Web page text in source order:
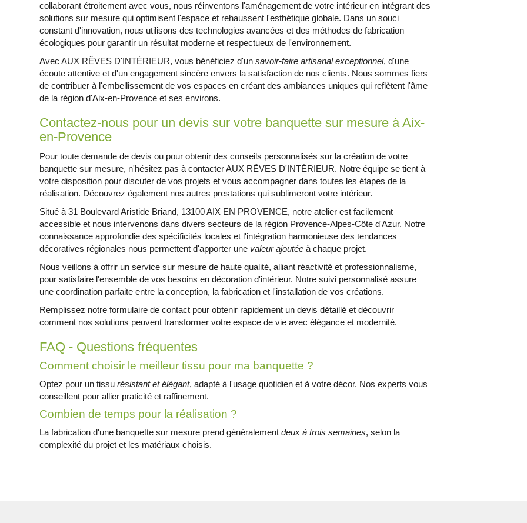
collaborant étroitement avec vous, nous réinventons l'aménagement de votre intérieur en intégrant des
solutions sur mesure qui optimisent l'espace et rehaussent l'esthétique globale. Dans un souci
constant d'innovation, nous utilisons des technologies avancées et des méthodes de fabrication
écologiques pour garantir un résultat moderne et respectueux de l'environnement.
Avec AUX RÊVES D'INTÉRIEUR, vous bénéficiez d'unsavoir-faire artisanal exceptionnel, d'une
écoute attentive et d'un engagement sincère envers la satisfaction de nos clients. Nous sommes fiers
de contribuer à l'embellissement de vos espaces en créant des ambiances uniques qui reflètent l'âme
de la région d'Aix-en-Provence et ses environs.
Contactez-nous pour un devis sur votre banquette sur mesure à Aix-
en-Provence
Pour toute demande de devis ou pour obtenir des conseils personnalisés sur la création de votre
banquette sur mesure, n'hésitez pas à contacter AUX RÊVES D'INTÉRIEUR. Notre équipe se tient à
votre disposition pour discuter de vos projets et vous accompagner dans toutes les étapes de la
réalisation. Découvrez également nos autres prestations qui sublimeront votre intérieur.
Situé à 31 Boulevard Aristide Briand, 13100 AIX EN PROVENCE, notre atelier est facilement
accessible et nous intervenons dans divers secteurs de la région Provence-Alpes-Côte d'Azur. Notre
connaissance approfondie des spécificités locales et l'intégration harmonieuse des tendances
décoratives régionales nous permettent d'apporter une valeur ajoutée à chaque projet.
Nous veillons à offrir un service sur mesure de haute qualité, alliant réactivité et professionnalisme,
pour satisfaire l'ensemble de vos besoins en décoration d'intérieur. Notre suivi personnalisé assure
une coordination parfaite entre la conception, la fabrication et l'installation de vos créations.
Remplissez notreformulaire de contact pour obtenir rapidement un devis détaillé et découvrir
comment nos solutions peuvent transformer votre espace de vie avec élégance et modernité.
FAQ - Questions fréquentes
Comment choisir le meilleur tissu pour ma banquette ?
Optez pour un tissurésistant et élégant, adapté à l'usage quotidien et à votre décor. Nos experts vous
conseillent pour allier praticité et raffinement.
Combien de temps pour la réalisation ?
La fabrication d'une banquette sur mesure prend généralementdeux à trois semaines, selon la
complexité du projet et les matériaux choisis.